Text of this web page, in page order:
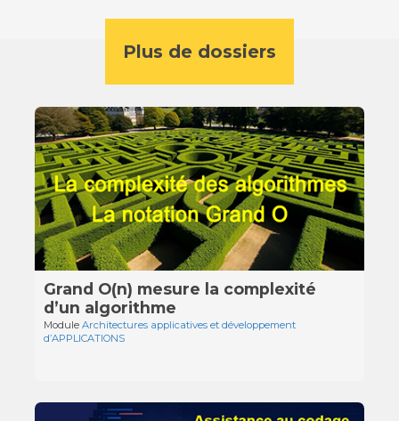
Plus de dossiers
Grand O(n) mesure la complexité
d’un algorithme
ModuleArchitectures applicatives et développement
d’APPLICATIONS